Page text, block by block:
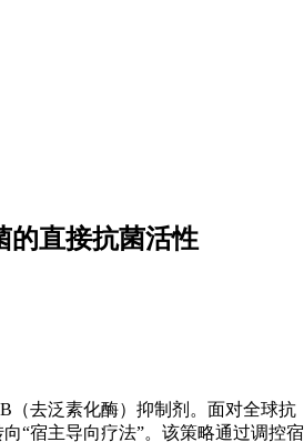
的直接抗菌活性
（去泛素化酶）抑制剂。面对全球抗
“宿主导向疗法”。该策略通过调控宿